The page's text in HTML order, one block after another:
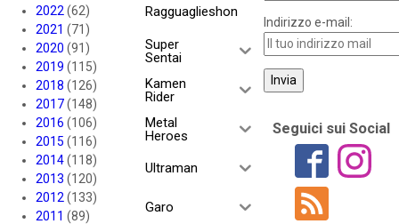
2022 (62)
2021 (71)
2020 (91)
2019 (115)
2018 (126)
2017(148)
2016 (106)
2015 (116)
2014(118)
2013 (120)
2012 (133)
2011 (89)
Ragguaglieshon
Super
Sentai
Kamen
Rider
Metal
Heroes
Ultraman
Garo
Indirizzo e-mail:
Seguici sui Social